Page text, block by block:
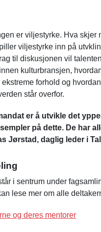
er viljestyrke. Hva
viljestyrke inn på
til diskusjonen vil
kulturbransjen,
forhold og
står overfor.
er å utvikle det
på dette. De har
Jørstad, daglig leder i
i sentrum under
lese mer om alle
og deres mentorer